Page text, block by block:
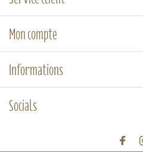
Mon compte
Informations
Socials